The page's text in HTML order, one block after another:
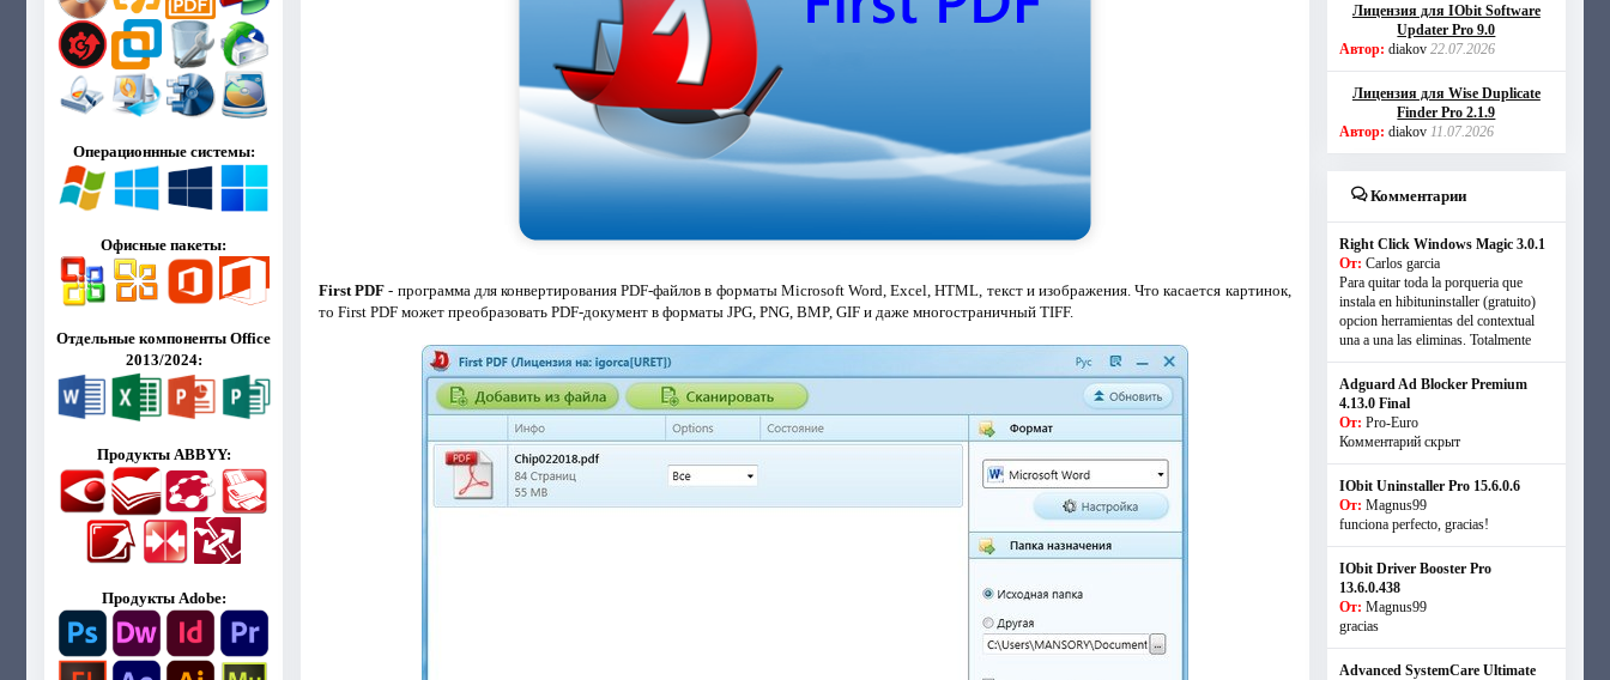
Операционнные системы:
Офисные пакеты:
Отдельные компоненты Office
2013/2024:
Продукты ABBYY:
Продукты Adobe:
First PDF - программа для конвертирования PDF-файлов в форматы Microsoft Word, Excel, HTML, текст и изображения. Что касается картинок,
то First PDF может преобразовать PDF-документ в форматы JPG, PNG, BMP, GIF и даже многостраничный TIFF.
Лицензия для IObit Software
Updater Pro 9.0
Автор: diakov 22.07.2026
Лицензия для Wise Duplicate
Finder Pro 2.1.9
Автор: diakov 11.07.2026
Комментарии
Right Click Windows Magic 3.0.1
От: Carlos garcia
Para quitar toda la porqueria que
instala en hibituninstaller (gratuito)
opcion herramientas del contextual
una a una las eliminas. Totalmente
Adguard Ad Blocker Premium
4.13.0 Final
От: Pro-Euro
Комментарий скрыт
IObit Uninstaller Pro 15.6.0.6
От: Magnus99
funciona perfecto, gracias!
IObit Driver Booster Pro
13.6.0.438
От: Magnus99
gracias
Advanced SystemCare Ultimate